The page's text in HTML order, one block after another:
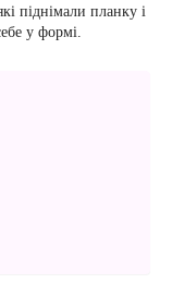
піднімали планку і
у формі.